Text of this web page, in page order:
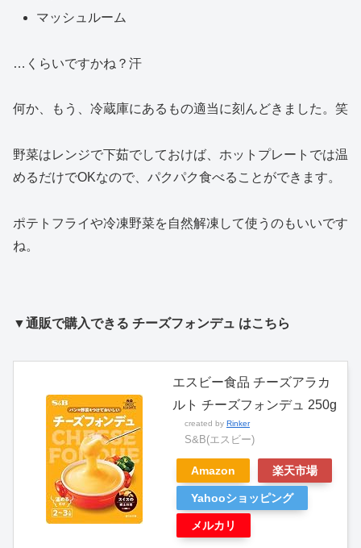
マッシュルーム
…くらいですかね？汗
何か、もう、冷蔵庫にあるもの適当に刻んどきました。笑
野菜はレンジで下茹でしておけば、ホットプレートでは温
めるだけでOKなので、パクパク食べることができます。
ポテトフライや冷凍野菜を自然解凍して使うのもいいです
ね。
▼通販で購入できる チーズフォンデュ はこちら
エスビー食品 チーズアラカ
ルト チーズフォンデュ 250g
created by Rinker
S&B(エスビー)
Amazon 楽天市場
Yahooショッピング
メルカリ